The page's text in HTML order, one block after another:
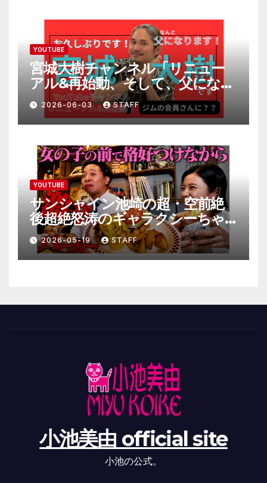
YOUTUBE
宮城大樹チャンネル「リニュー
アル&再始動、そして、父になり
ます。」
2026-06-03 STAFF
YOUTUBE
サンシャイン池崎の超・空前絶
後超絶怒涛のギャラクシーちゃ
んねる極
2026-05-19 STAFF
小池美由 official site
小池の公式。